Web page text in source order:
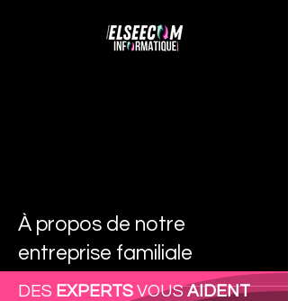
À propos de notre
entreprise familiale
DES EXPERTS VOUSAIDENT